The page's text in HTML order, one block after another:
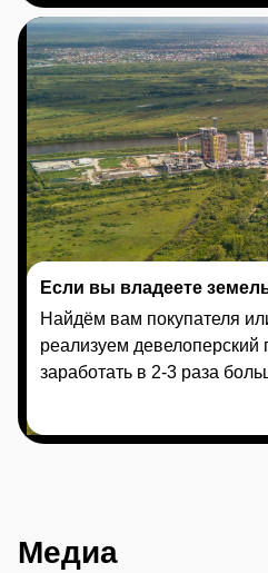
Если вы владеете
Найдём вам покупателя
реализуем девелоперский
заработать в 2-3 раза
Медиа